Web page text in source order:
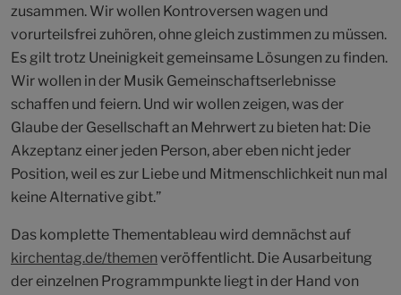
zusammen. Wir wollen Kontroversen wagen und
vorurteilsfrei zuhören, ohne gleich zustimmen zu müssen.
Es gilt trotz Uneinigkeit gemeinsame Lösungen zu finden.
Wir wollen in der Musik Gemeinschaftserlebnisse
schaffen und feiern. Und wir wollen zeigen, was der
Glaube der Gesellschaft an Mehrwert zu bieten hat: Die
Akzeptanz einer jeden Person, aber eben nicht jeder
Position, weil es zur Liebe und Mitmenschlichkeit nun mal
keine Alternative gibt.”
Das komplette Thementableau wird demnächst auf
kirchentag.de/themen veröffentlicht. Die Ausarbeitung
der einzelnen Programmpunkte liegt in der Hand von